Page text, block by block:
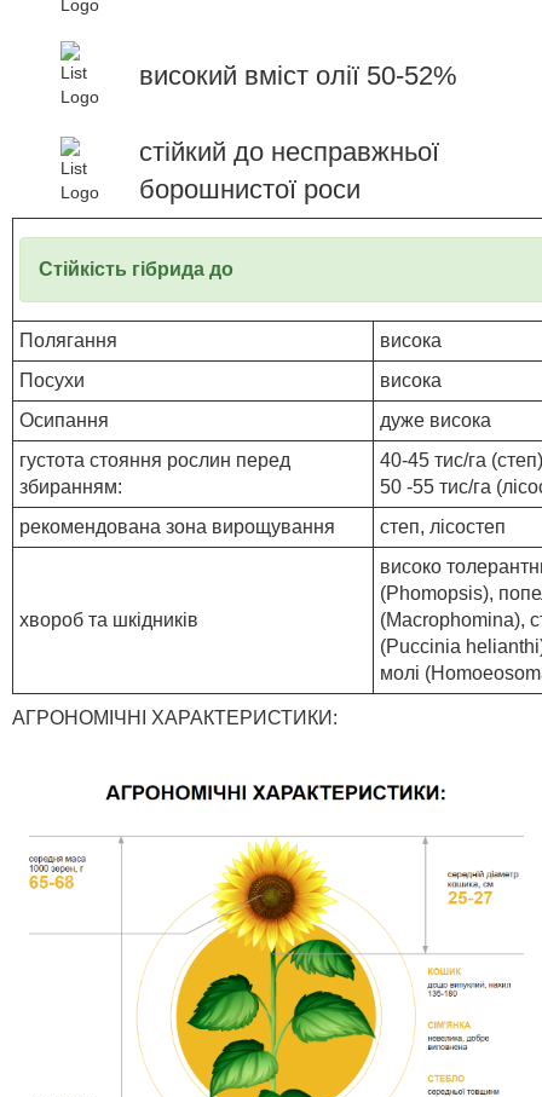
високий вміст олії 50-52%
стійкий до несправжньої
борошнистої роси
Стійкість гібрида до
Полягання
висока
Посухи
висока
Осипання
дуже висока
густота стояння рослин перед
збиранням:
40-45 тис/га (степ)
50 -55 тис/га
рекомендована зона вирощування
степ, лісостеп
хвороб та шкідників
високо
(Phomopsis),
(Macrophomina),
(Puccinia
молі
АГРОНОМІЧНІ ХАРАКТЕРИСТИКИ: